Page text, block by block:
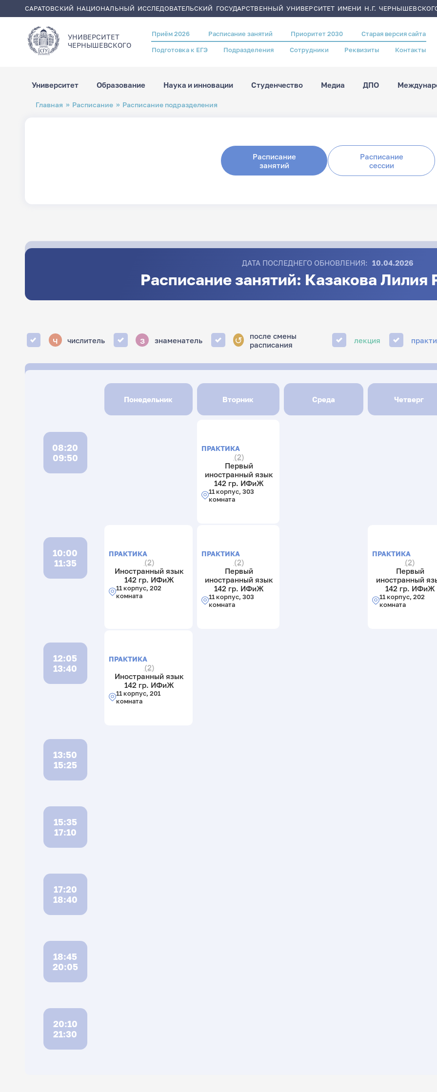
САРАТОВСКИЙ НАЦИОНАЛЬНЫЙ ИССЛЕДОВАТЕЛЬСКИЙ ГОСУДАРСТВЕННЫЙ УНИВЕРСИТЕТ ИМЕНИ Н.Г.
УНИВЕРСИТЕТ
ЧЕРНЫШЕВСКОГO
Header
menu
Приём 2026 Расписание занятий Приоритет 2030 Старая версия сайта
Подготовка к ЕГЭ Подразделения Сотрудники Реквизиты Контакты
Университет Образование Наука и инновации Студенчество Медиа ДПО
Строка
навигации
Главная Расписание Расписание подразделения
Расписание
занятий
Расписание
сессии
ДАТА ПОСЛЕДНЕГО ОБНОВЛЕНИЯ: 10.04.2026
Расписание занятий: Казакова Лилия
ч числитель з знаменатель ↺
после смены
расписания
лекция
Понедельник Вторник Среда Четверг
08:20
09:50
ПРАКТИКА
(2)
Первый
иностранный язык
142 гр. ИФиЖ
11 корпус, 303
комната
10:00
11:35
ПРАКТИКА
(2)
Иностранный язык
142 гр. ИФиЖ
11 корпус, 202
комната
ПРАКТИКА
(2)
Первый
иностранный язык
142 гр. ИФиЖ
11 корпус, 303
комната
ПРАКТИКА
(2)
Первый
иностранный
142 гр. ИФиЖ
11 корпус, 202
комната
12:05
13:40
ПРАКТИКА
(2)
Иностранный язык
142 гр. ИФиЖ
11 корпус, 201
комната
13:50
15:25
15:35
17:10
17:20
18:40
18:45
20:05
20:10
21:30